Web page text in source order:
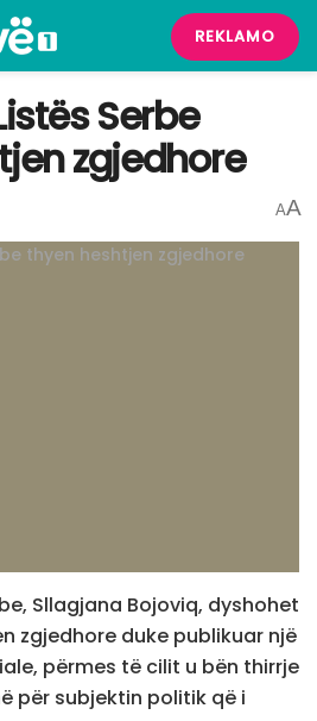
REKLAMO
Serbe
zgjedhore
AA
Sllagjana Bojoviq, dyshohet
zgjedhore duke publikuar një
përmes të cilit u bën thirrje
për subjektin politik që i